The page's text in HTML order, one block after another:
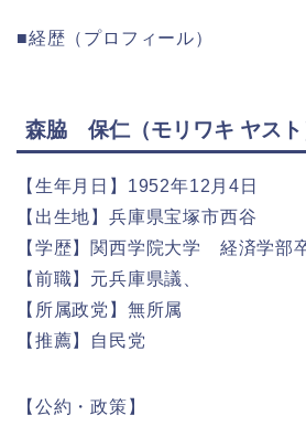
■経歴（プロフィール）
森脇 保仁（モリワキ ヤスト
【生年月日】1952年12月4日
【出生地】兵庫県宝塚市西谷
【学歴】関西学院大学 経済学部
【前職】元兵庫県議、
【所属政党】無所属
【推薦】自民党
【公約・政策】